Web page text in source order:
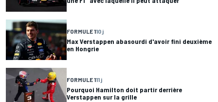
FORMULE 110 j
Max Verstappen abasourdi d'avoir fini deuxième
en Hongrie
FORMULE 111 j
Pourquoi Hamilton doit partir derrière
Verstappen sur la grille